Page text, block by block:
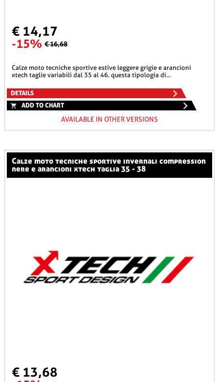
€ 14,17
-15% € 16,68
calze moto tecniche sportive estive leggere grigie e arancioni
xtech taglie variabili dal 35 al 46. questa tipologia di...
DETAILS
ADD TO CHART
AVAILABLE IN OTHER VERSIONS
calze moto tecniche sportive invernali compression
nere e arancioni xtech taglia 35 - 38
€ 13,68